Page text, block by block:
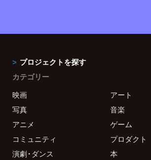
プロジェクトを探す
カテゴリー
映画
アート
写真
音楽
アニメ
ゲーム
コミュニティ
プロダクト
演劇・ダンス
本